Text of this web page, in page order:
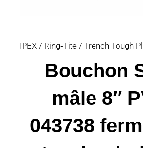
IPEX / Ring‑Tite / Trench Tough
Bouchon
mâle 8″
043738